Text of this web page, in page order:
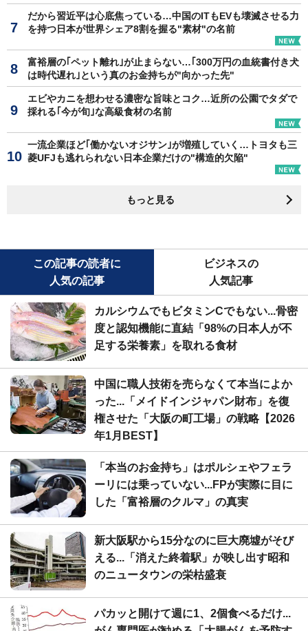
だから習近平は心底焦っている…中国のITもEVも壊滅させる力
を持つ日本が世界シェア8割を握る"素材"の名前
富裕層の｢ペット離れ｣が止まらない…｢300万円の血統書付き犬
は時代遅れ｣という真のお金持ちが"向かった先"
エビやカニを想わせる濃密な旨味とコク…近所の公園でタダで
採れる｢今が旬｣な高級食材の名前
一流企業ほど｢働かないオジサン｣が増殖していく…トヨタも三
菱UFJも逃れられない日本企業だけの"構造的欠陥"
もっと見る
この記事の読者に
人気の記事
ビジネスの
人気記事
カルシウムでもビタミンCでもない...骨密
度と認知機能に直結「98%の日本人が不
足する栄養素」を取れる食材
中国に職人技術を売らなくて本当によか
った...「メイドインジャパン財布」を復
権させた「大阪の町工場」の戦略【2026
年1月BEST】
「本当のお金持ち」はポルシェやフェラ
ーリには乗っていない...FPが実際に目に
した「富裕層のクルマ」の真実
新大阪駅から15分なのに巨大廃墟がそび
える...「消えた終着駅」が映し出す昭和
のニュータウンの栄枯盛衰
パカッと開けて週に1、2個食べるだけ...